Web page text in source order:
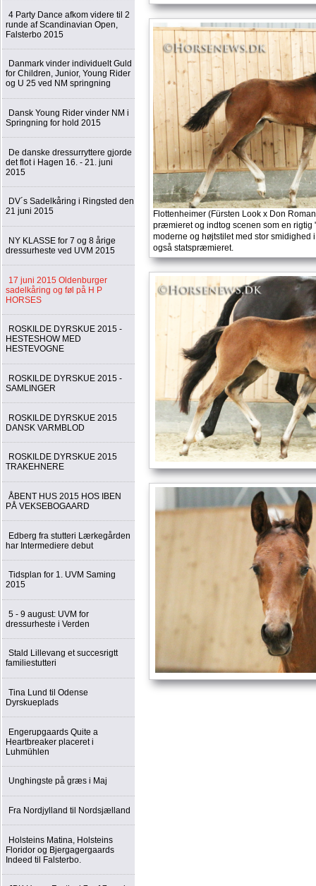
4 Party Dance afkom videre til 2
runde af Scandinavian Open,
Falsterbo 2015
Danmark vinder individuelt Guld
for Children, Junior, Young Rider
og U 25 ved NM springning
Dansk Young Rider vinder NM i
Springning for hold 2015
De danske dressurryttere gjorde
det flot i Hagen 16. - 21. juni
2015
DV´s Sadelkåring i Ringsted den
21 juni 2015
NY KLASSE for 7 og 8 årige
dressurheste ved UVM 2015
17 juni 2015 Oldenburger
sadelkåring og føl på H P
HORSES
ROSKILDE DYRSKUE 2015 -
HESTESHOW MED
HESTEVOGNE
ROSKILDE DYRSKUE 2015 -
SAMLINGER
ROSKILDE DYRSKUE 2015
DANSK VARMBLOD
ROSKILDE DYRSKUE 2015
TRAKEHNERE
ÅBENT HUS 2015 HOS IBEN
PÅ VEKSEBOGAARD
Edberg fra stutteri Lærkegården
har Intermediere debut
Tidsplan for 1. UVM Saming
2015
5 - 9 august: UVM for
dressurheste i Verden
Stald Lillevang et succesrigtt
familiestutteri
Tina Lund til Odense
Dyrskueplads
Engerupgaards Quite a
Heartbreaker placeret i
Luhmühlen
Unghingste på græs i Maj
Fra Nordjylland til Nordsjælland
Holsteins Matina, Holsteins
Floridor og Bjergagergaards
Indeed til Falsterbo.
Flottenheimer (Fürsten Look x Don
præmieret og indtog scenen som en rigtig
moderne og højtstilet med stor smidighed
også statspræmieret.